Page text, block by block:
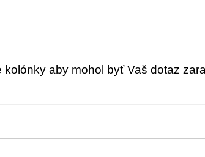
aby mohol byť Vaš dotaz